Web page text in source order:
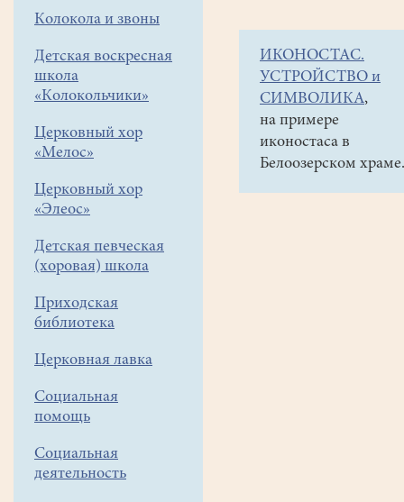
Колокола и звоны
Детская воскресная
школа
«Колокольчики»
Церковный хор
«Мелос»
Церковный хор
«Элеос»
Детская певческая
(хоровая) школа
Приходская
библиотека
Церковная лавка
Социальная
помощь
Социальная
деятельность
«Новости
Храма»ИКОНОСТАС.
УСТРОЙСТВО и
СИМВОЛИКА,
на примере
иконостаса в
Белоозерском храме.